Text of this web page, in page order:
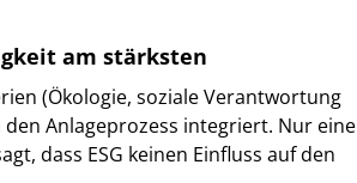
am stärksten
(Ökologie, soziale Verantwortung
Anlageprozess integriert. Nur eine
dass ESG keinen Einfluss auf den